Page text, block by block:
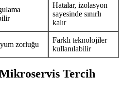
Hatalar, izolasyon
sayesinde sınırlı
kalır
zorluğu
Farklı teknolojiler
kullanılabilir
Tercih